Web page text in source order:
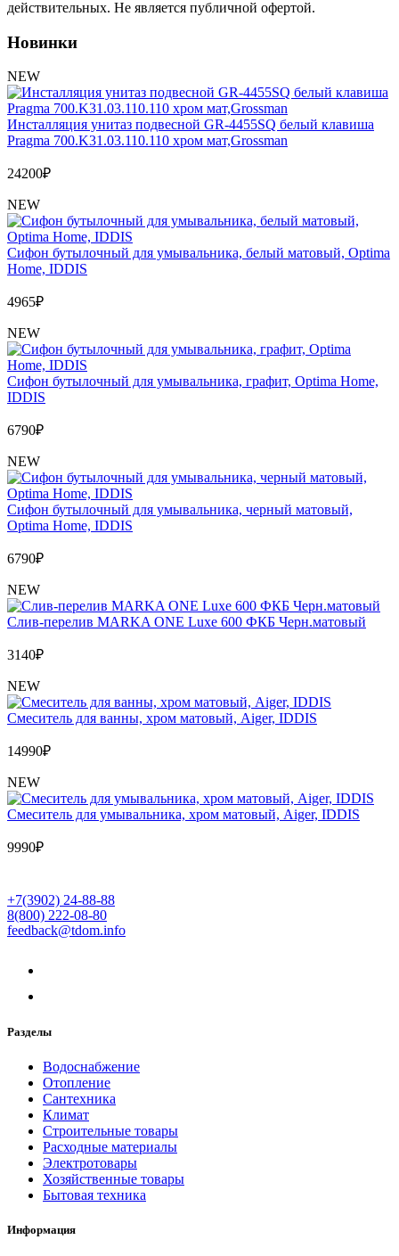
Вакансии
действительных. Не является публичной офертой.
Новинки
NEW
Инсталляция унитаз подвесной GR-4455SQ белый клавиша
Pragma 700.K31.03.110.110 хром мат,Grossman
24200₽
NEW
Сифон бутылочный для умывальника, белый матовый, Optima
Home, IDDIS
4965₽
NEW
Сифон бутылочный для умывальника, графит, Optima Home,
IDDIS
6790₽
NEW
Сифон бутылочный для умывальника, черный матовый,
Optima Home, IDDIS
6790₽
NEW
Слив-перелив MARKA ONE Luxe 600 ФКБ Черн.матовый
3140₽
NEW
Cмеситель для ванны, хром матовый, Aiger, IDDIS
14990₽
NEW
Cмеситель для умывальника, хром матовый, Aiger, IDDIS
9990₽
+7(3902) 24-88-88
8(800) 222-08-80
feedback@tdom.info
Разделы
Водоснабжение
Отопление
Сантехника
Климат
Строительные товары
Расходные материалы
Электротовары
Хозяйственные товары
Бытовая техника
Информация